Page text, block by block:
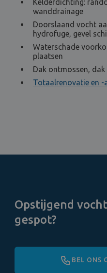
Kelderdichting:
wanddrainage
Doorslaand vocht
hydrofuge, gevel
Waterschade
plaatsen
Dak ontmossen,
Totaalrenovatie en
Opstijgend
gespot?
BEL ONS